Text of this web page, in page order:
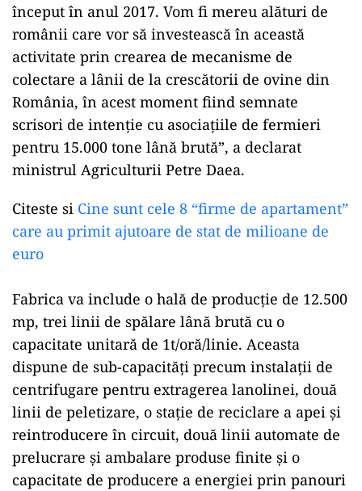
început în anul 2017. Vom fi mereu alături de
românii care vor să investească în această
activitate prin crearea de mecanisme de
colectare a lânii de la crescătorii de ovine din
România, în acest moment fiind semnate
scrisori de intenţie cu asociaţiile de fermieri
pentru 15.000 tone lână brută”, a declarat
ministrul Agriculturii Petre Daea.
Citeste si Cine sunt cele 8 “firme de apartament”
care au primit ajutoare de stat de milioane de
euro
Fabrica va include o hală de producţie de 12.500
mp, trei linii de spălare lână brută cu o
capacitate unitară de 1t/oră/linie. Aceasta
dispune de sub-capacităţi precum instalaţii de
centrifugare pentru extragerea lanolinei, două
linii de peletizare, o staţie de reciclare a apei şi
reintroducere în circuit, două linii automate de
prelucrare şi ambalare produse finite şi o
capacitate de producere a energiei prin panouri